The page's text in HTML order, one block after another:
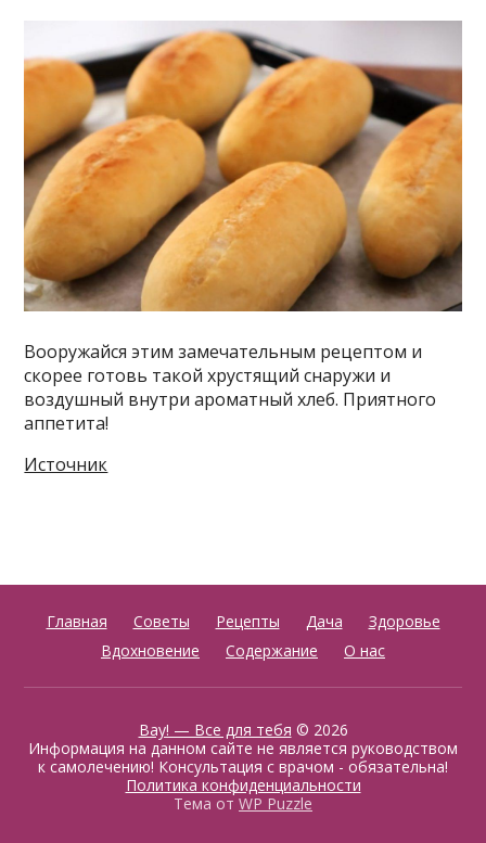
Вооружайся этим замечательным рецептом и
скорее готовь такой хрустящий снаружи и
воздушный внутри ароматный хлеб. Приятного
аппетита!
Источник
Главная Советы Рецепты Дача
Здоровье
Вдохновение
Содержание О нас
Вау! — Все для тебя © 2026
Информация на данном сайте не является руководством
к самолечению! Консультация с врачом - обязательна!
Политика конфиденциальности
Тема от WP Puzzle